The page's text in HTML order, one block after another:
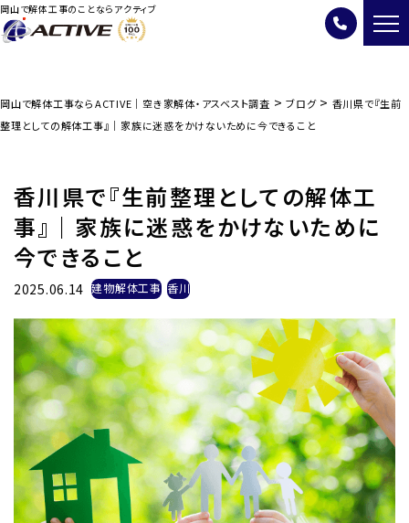
岡山で解体工事のことならアクティブ
岡山で解体工事ならACTIVE｜空き家解体・アスベスト調査 > ブログ> 香川県で『生前
整理としての解体工事』｜家族に迷惑をかけないために今できること
香川県で『生前整理としての解体工
事』｜家族に迷惑をかけないために
今できること
2025.06.14 建物解体工事 香川